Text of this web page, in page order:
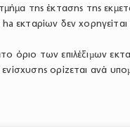
της έκτασης της
εκταρίων δεν χορηγείται
όριο των επιλέξιµων
ορίζεται ανά